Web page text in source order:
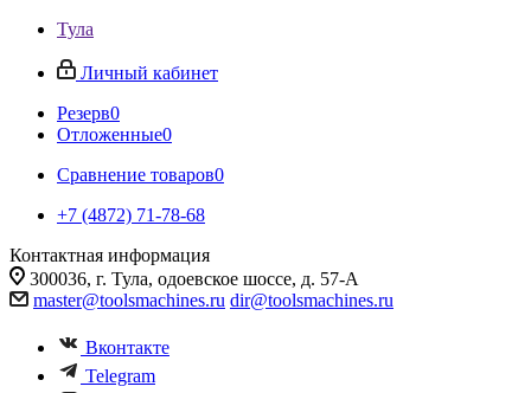
Тула
Личный кабинет
Резерв0
Отложенные0
Сравнение товаров0
+7 (4872) 71-78-68
Контактная информация
300036, г. Тула, одоевское шоссе, д. 57-А
master@toolsmachines.ru dir@toolsmachines.ru
Вконтакте
Telegram